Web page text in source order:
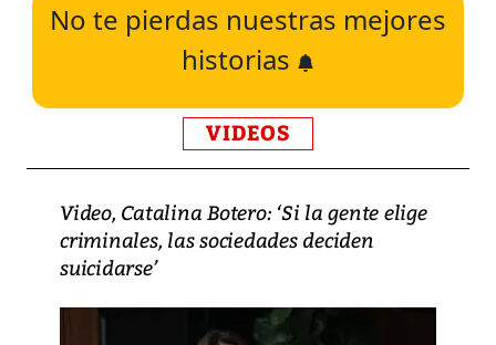
No te pierdas nuestras mejores
historias
VIDEOS
Video, Catalina Botero: ‘Si la gente elige
criminales, las sociedades deciden
suicidarse’